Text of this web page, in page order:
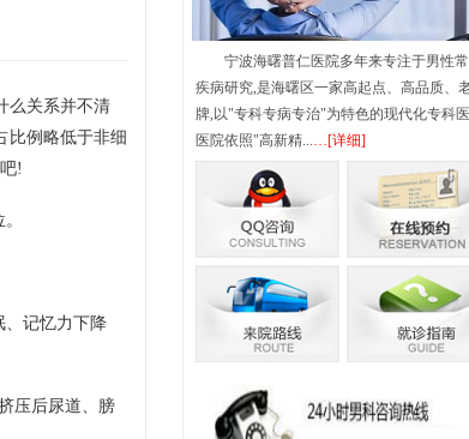
么关系并不清
比例略低于非细
!
、记忆力下降
压后尿道、膀
宁波海曙普仁医院多年来专注于男性
疾病研究,是海曙区一家高起点、高品质、
牌,以"专科专病专治"为特色的现代化专科
医院依照"高新精...…[详细]